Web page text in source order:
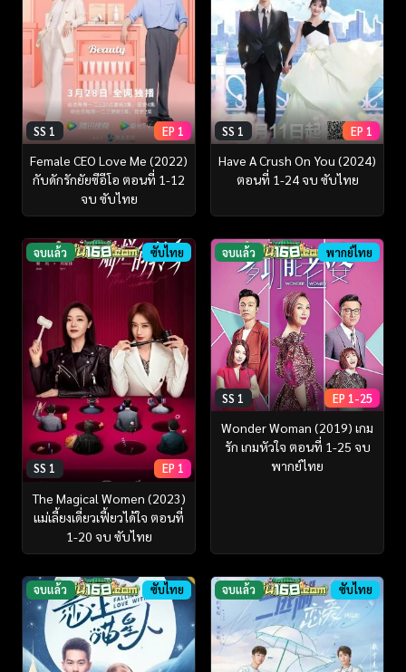
SS 1 EP 1
Female CEO Love Me (2022)
กับดักรักยัยซีอีโอ ตอนที่ 1-12
จบ ซับไทย
SS 1 EP 1
Have A Crush On You (2024)
ตอนที่ 1-24 จบ ซับไทย
จบแล้ว ซับไทย
SS 1 EP 1
The Magical Women (2023)
แม่เลี้ยงเดี่ยวเฟี้ยวได้ใจ ตอนที่
1-20 จบ ซับไทย
จบแล้ว พากย์ไทย
SS 1 EP 1-25
Wonder Woman (2019) เกม
รัก เกมหัวใจ ตอนที่ 1-25 จบ
พากย์ไทย
จบแล้ว ซับไทย จบแล้ว ซับไทย